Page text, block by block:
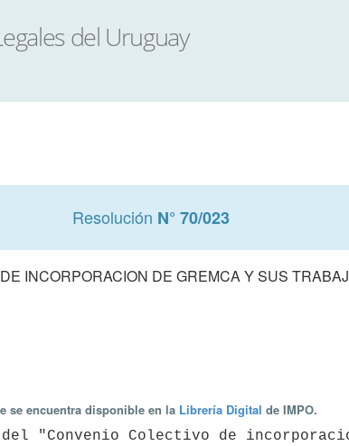
Resolución N° 70/023
INCORPORACION DE GREMCA Y SUS
se encuentra disponible en la Librería Digital de IMPO.